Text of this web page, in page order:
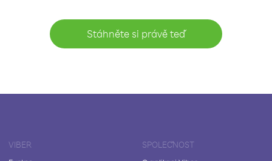
Stáhněte si právě teď
VIBER SPOLEČNOST